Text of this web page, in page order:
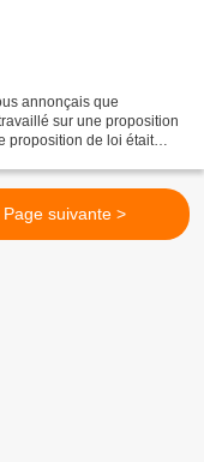
annonçais que
sur une proposition
proposition de loi était
Page suivante >